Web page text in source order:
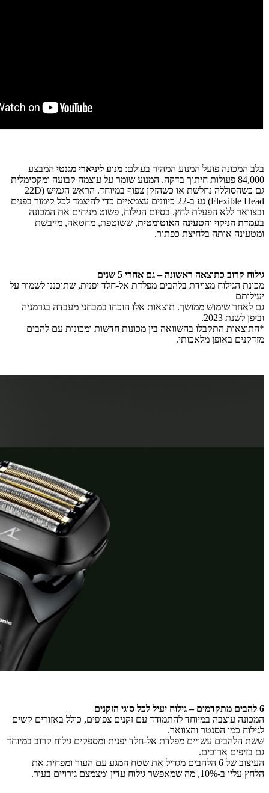
בלב המכונה פועל המנוע המהיר בעולם: מנוע ליניארי מגנטי המבצע
84,000 פעולות חיתוך בדקה. המנוע שומר על עוצמה קבועה ומקסימלית
גם כשהסוללה נחלשת או כשהזקן צפוף במיוחד. הראש הגמיש (22D
Flexible Head) נע ב-22 כיוונים עצמאיים כדי להיצמד לכל קימור בפנים
ובצוואר ללא הפעלת לחץ. בסיום הגילוח, פשוט מניחים את המכונה
בעמדת הניקוי והטעינה האוטומטית, ששוטפת, מחטאה, מייבשת
ומטעינה אותה בלחיצת כפתור.
גילוח קרוב כתוצאה ראשונה – גם אחרי 5 שנים
מכונת הגילוח מצוידת בלהבים מפלדת אל-חלד יפנית, שתוכננו לשמור על
יעילותם
גם לאחר שימוש ממושך. תוצאות אלו הוכחו במבחני מעבדה בגרמניה
וביפן לשנת 2023.
*התוצאות התקבלו בהשוואה בין מכונות חדשות ומכונות עם להבים
מזדקנים באופן מלאכותי.
6 להבים מתקדמים – גילוח יעיל לכל סוגי הזקנים
המכונה עוצבה במיוחד להתמודד עם זקנים צפופים, כולל באזורים קשים
לגילוח כמו הסנטר והצוואר.
ששת הלהבים עשויים מפלדת אל-חלד יפנית ומספקים גילוח קרוב במיוחד
גם בזיפים ארוכים.
העיצוב של 6 הלהבים מגדיל את שטח המגע עם העור ומפחית את
הלחץ עליו ב-10%, מה שמאפשר גילוח עדין ומצמצם גירויים בעור.